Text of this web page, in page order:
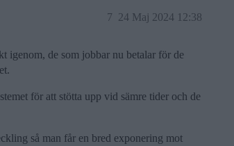
24 Maj 2024 12:38
7
igenom, de som jobbar nu betalar för de
för att stötta upp vid sämre tider och de
så man får en bred exponering mot